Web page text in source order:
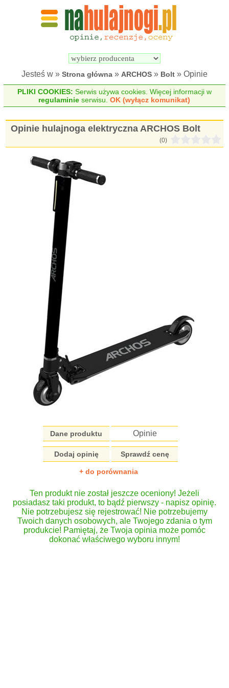
Wyszukiwarka
elektrycznych
Jesteś w » Strona główna » ARCHOS » Bolt » Opinie
PLIKI COOKIES: Serwis używa cookies. Więcej informacji w
regulaminie serwisu.OK (wyłącz komunikat)
Opinie hulajnoga elektryczna ARCHOS Bolt
(0)
Dane produktu Opinie
Dodaj opinię Sprawdź cenę
+ do porównania
Ten produkt nie został jeszcze oceniony! Jeżeli
posiadasz taki produkt, to bądź pierwszy - napisz opinię.
Nie potrzebujesz się rejestrować! Nie potrzebujemy
Twoich danych osobowych, ale Twojego zdania o tym
produkcie! Pamiętaj, że Twoja opinia może pomóc
dokonać właściwego wyboru innym!